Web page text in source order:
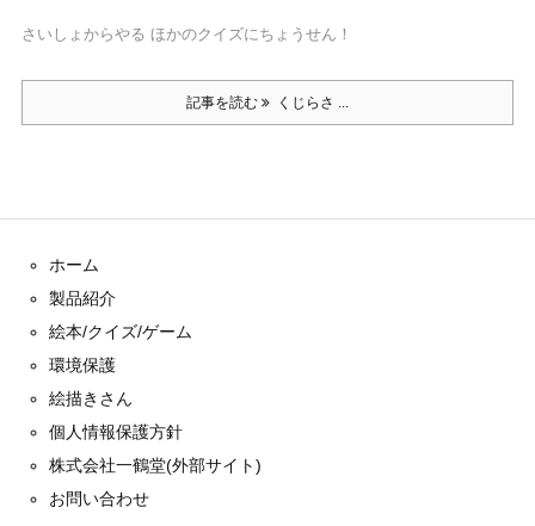
さいしょからやる ほかのクイズにちょうせん！
記事を読む くじらさ ...
ホーム
製品紹介
絵本/クイズ/ゲーム
環境保護
絵描きさん
個人情報保護方針
株式会社一鶴堂(外部サイト)
お問い合わせ